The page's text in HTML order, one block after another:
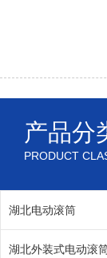
产品分
PRODUCT
湖北电动滚筒
湖北外装式电动滚